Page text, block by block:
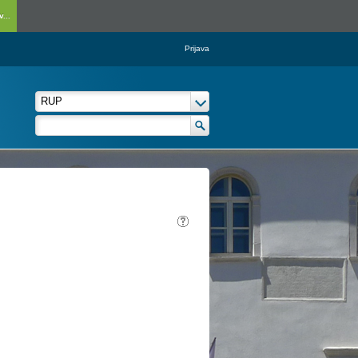
Prijava